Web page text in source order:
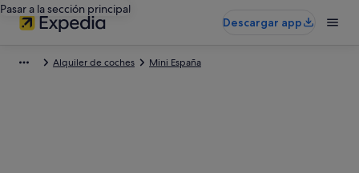
Pasar a la sección principal
Descargar app
Alquiler de coches Mini España